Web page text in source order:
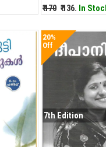
₹ 170 ₹ 136. In
20%
Off
7th Edition